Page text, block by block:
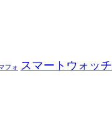
フォ スマートウォッチ